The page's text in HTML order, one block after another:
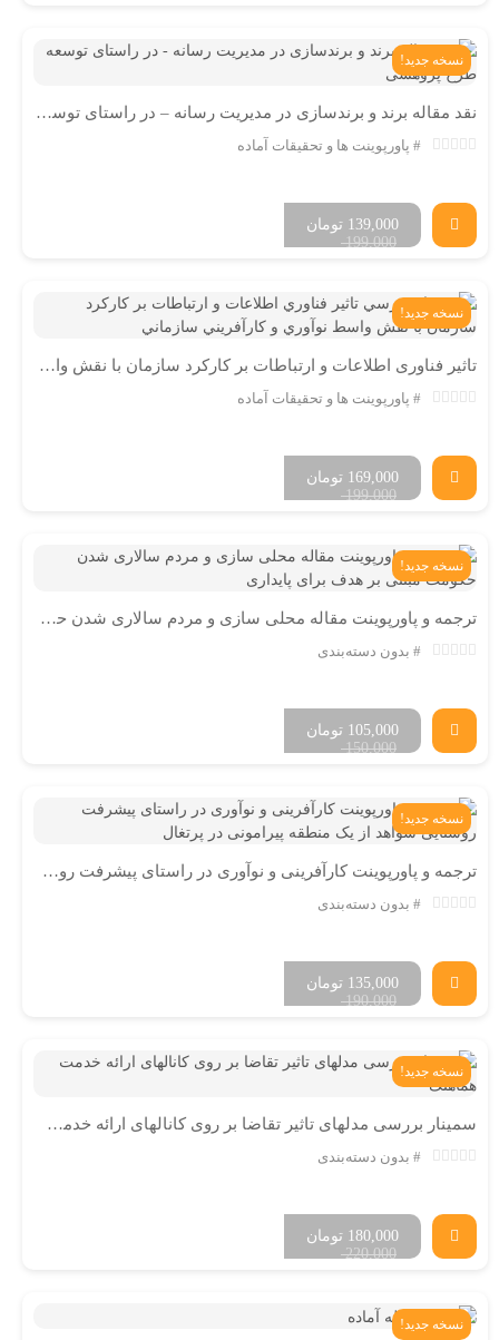
نسخه جدید!
نقد مقاله برند و برندسازی در مدیریت رسانه – در راستای توسعه طرح پژوهشی
پاورپوینت ها و تحقیقات آماده
199,000
تومان 139,000
نسخه جدید!
تاثیر فناوری اطلاعات و ارتباطات بر کارکرد سازمان با نقش واسط نوآوری
پاورپوینت ها و تحقیقات آماده
199,000
تومان 169,000
نسخه جدید!
ترجمه و پاورپوینت مقاله محلی سازی و مردم سالاری شدن حکومت
بدون دسته‌بندی
150,000
تومان 105,000
نسخه جدید!
ترجمه و پاورپوینت کارآفرینی و نوآوری در راستای پیشرفت روستایی
بدون دسته‌بندی
190,000
تومان 135,000
نسخه جدید!
سمینار بررسی مدلهای تاثیر تقاضا بر روی کانالهای ارائه خدمت هماهنگ
بدون دسته‌بندی
220,000
تومان 180,000
نسخه جدید!